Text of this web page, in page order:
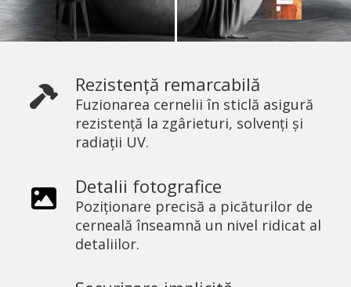
Rezistență remarcabilă
Fuzionarea cernelii în sticlă asigură
rezistență la zgârieturi, solvenți și
radiații UV.
Detalii fotografice
Poziționare precisă a picăturilor de
cerneală înseamnă un nivel ridicat al
detaliilor.